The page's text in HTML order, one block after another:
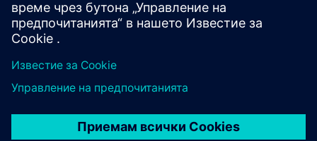
нито един